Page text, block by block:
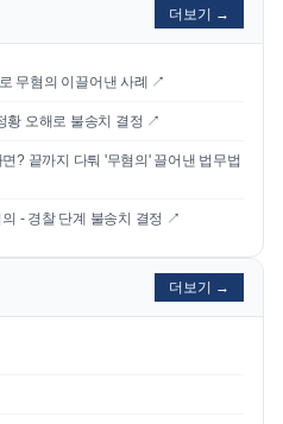
더보기 →
무혐의 이끌어낸 사례 ↗
황 오해로 불송치 결정 ↗
? 끝까지 다퉈 '무혐의' 끌어낸 법무법
- 경찰 단계 불송치 결정 ↗
더보기 →